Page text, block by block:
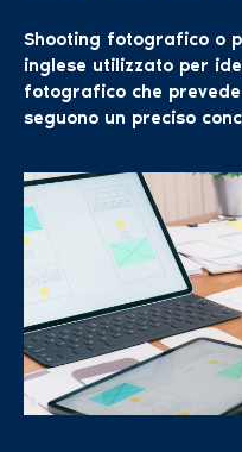
Shooting fotografico o
inglese utilizzato per
fotografico che
seguono un preciso